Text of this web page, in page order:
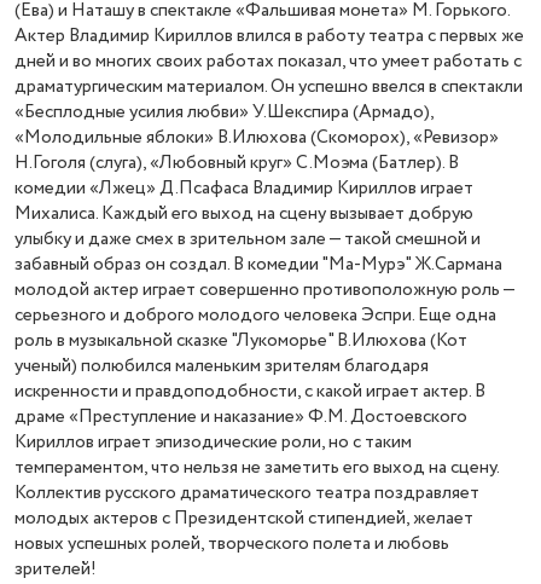
(Ева) и Наташу в спектакле «Фальшивая монета» М. Горького.
Актер Владимир Кириллов влился в работу театра с первых же
дней и во многих своих работах показал, что умеет работать с
драматургическим материалом. Он успешно ввелся в спектакли
«Бесплодные усилия любви» У.Шекспира (Армадо),
«Молодильные яблоки» В.Илюхова (Скоморох), «Ревизор»
Н.Гоголя (слуга), «Любовный круг» С.Моэма (Батлер). В
комедии «Лжец» Д.Псафаса Владимир Кириллов играет
Михалиса. Каждый его выход на сцену вызывает добрую
улыбку и даже смех в зрительном зале — такой смешной и
забавный образ он создал. В комедии "Ма-Мурэ" Ж.Сармана
молодой актер играет совершенно противоположную роль —
серьезного и доброго молодого человека Эспри. Еще одна
роль в музыкальной сказке "Лукоморье" В.Илюхова (Кот
ученый) полюбился маленьким зрителям благодаря
искренности и правдоподобности, с какой играет актер. В
драме «Преступление и наказание» Ф.М. Достоевского
Кириллов играет эпизодические роли, но с таким
темпераментом, что нельзя не заметить его выход на сцену.
Коллектив русского драматического театра поздравляет
молодых актеров с Президентской стипендией, желает
новых успешных ролей, творческого полета и любовь
зрителей!